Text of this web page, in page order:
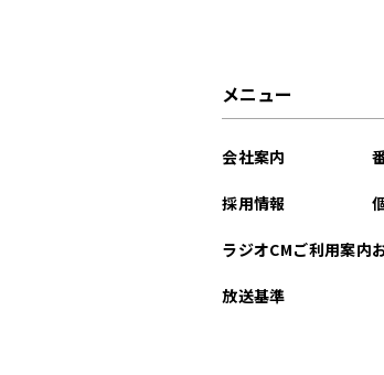
メニュー
会社案内
採用情報
ラジオCMご利用案内
放送基準